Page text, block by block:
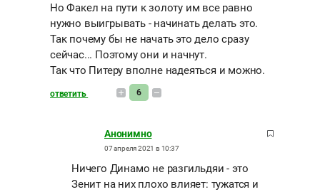
Но Факел на пути к золоту им все равно
нужно выигрывать - начинать делать это.
Так почему бы не начать это дело сразу
сейчас... Поэтому они и начнут.
Так что Питеру вполне надеяться и можно.
ответить 6
Анонимно
07 апреля 2021 в 10:37
Ничего Динамо не разгильдяи - это
Зенит на них плохо влияет: тужатся и